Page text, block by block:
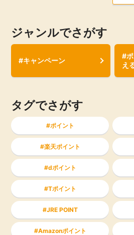
ジャンルでさがす
#キャンペーン
#
え
タグでさがす
ポイント
楽天ポイント
dポイント
Tポイント
JRE POINT
Amazonポイント